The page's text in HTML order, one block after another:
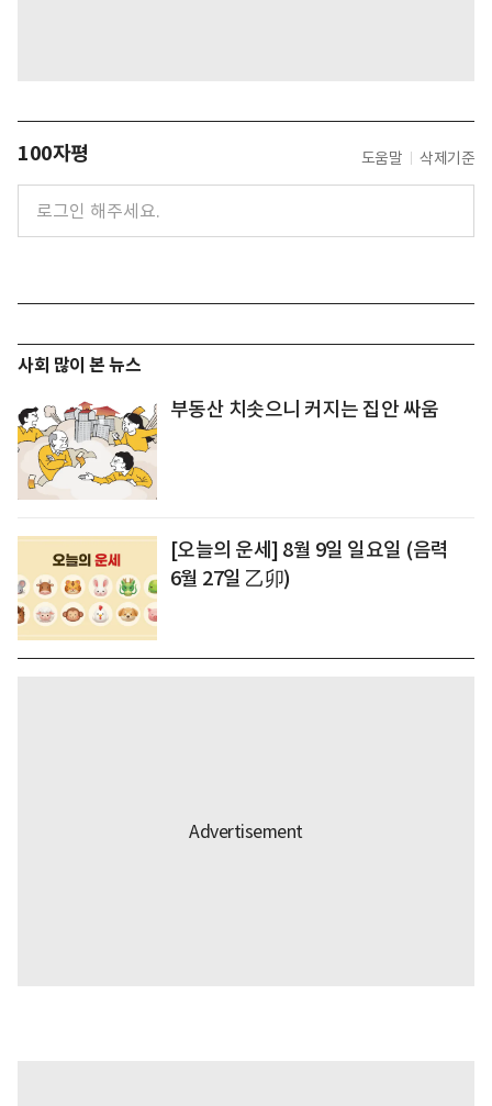
100자평 도움말 삭제기준
사회 많이 본 뉴스
부동산 치솟으니 커지는 집안 싸움
[오늘의 운세] 8월 9일 일요일 (음력
6월 27일 乙卯)